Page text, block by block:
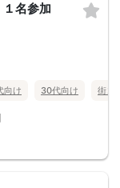
名参加
向け 30代向け 街コ